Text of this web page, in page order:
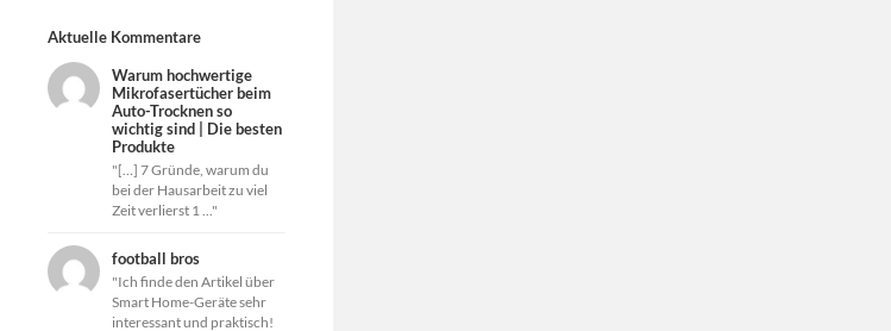
Aktuelle Kommentare
Warum hochwertige
Mikrofasertücher beim
Auto-Trocknen so
wichtig sind | Die besten
Produkte
"[…] 7 Gründe, warum du
bei der Hausarbeit zu viel
Zeit verlierst 1 ..."
football bros
"Ich finde den Artikel über
Smart Home-Geräte sehr
interessant und praktisch!